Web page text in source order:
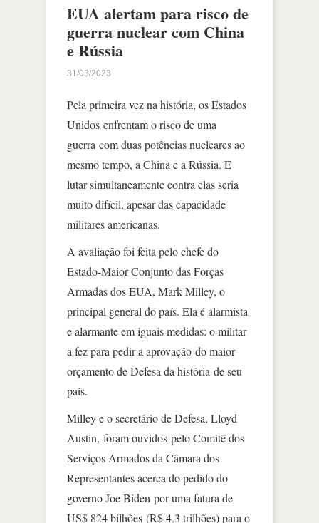
EUA alertam para risco de
guerra nuclear com China
e Rússia
31/03/2023
Pela primeira vez na história, os Estados
Unidos enfrentam o risco de uma
guerra com duas potências nucleares ao
mesmo tempo, a China e a Rússia. E
lutar simultaneamente contra elas seria
muito difícil, apesar das capacidade
militares americanas.
A avaliação foi feita pelo chefe do
Estado-Maior Conjunto das Forças
Armadas dos EUA, Mark Milley, o
principal general do país. Ela é alarmista
e alarmante em iguais medidas: o militar
a fez para pedir a aprovação do maior
orçamento de Defesa da história de seu
país.
Milley e o secretário de Defesa, Lloyd
Austin, foram ouvidos pelo Comitê dos
Serviços Armados da Câmara dos
Representantes acerca do pedido do
governo Joe Biden por uma fatura de
US$ 824 bilhões (R$ 4,3 trilhões) para o